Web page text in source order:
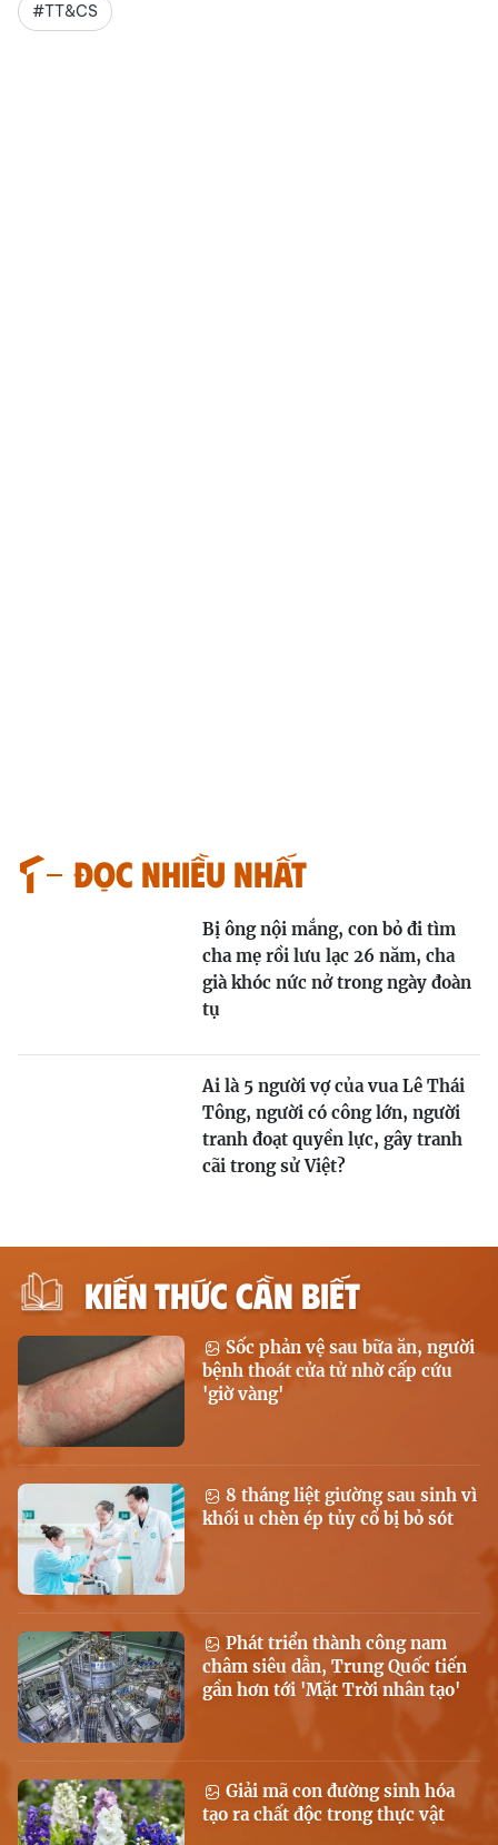
#TT&CS
Đọc nhiều nhất
Bị ông nội mắng, con bỏ đi tìm
cha mẹ rồi lưu lạc 26 năm, cha
già khóc nức nở trong ngày đoàn
tụ
Ai là 5 người vợ của vua Lê Thái
Tông, người có công lớn, người
tranh đoạt quyền lực, gây tranh
cãi trong sử Việt?
KIẾN THỨC CẦN BIẾT
Sốc phản vệ sau bữa ăn, người
bệnh thoát cửa tử nhờ cấp cứu
'giờ vàng'
8 tháng liệt giường sau sinh vì
khối u chèn ép tủy cổ bị bỏ sót
Phát triển thành công nam
châm siêu dẫn, Trung Quốc tiến
gần hơn tới 'Mặt Trời nhân tạo'
Giải mã con đường sinh hóa
tạo ra chất độc trong thực vật